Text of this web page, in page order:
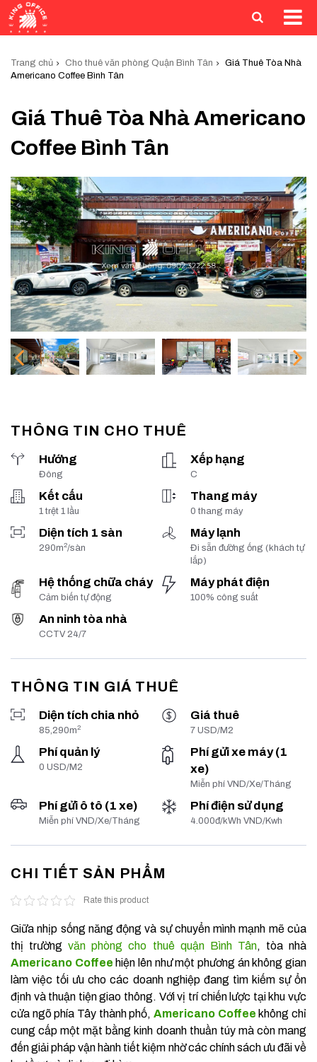
Trang chủ Cho thuê văn phòng Quận Bình Tân
Giá Thuê Tòa Nhà
Americano Coffee Bình Tân
Giá Thuê Tòa Nhà Americano
Coffee Bình Tân
THÔNG TIN CHO THUÊ
Hướng
Đông
Xếp hạng
C
Kết cấu
1 trệt 1 lầu
Thang máy
0 thang máy
Diện tích 1 sàn
290m2/sàn
Máy lạnh
Đi sẵn đường ống (khách tự
lắp)
Hệ thống chữa cháy
Cảm biến tự động
Máy phát điện
100% công suất
An ninh tòa nhà
CCTV 24/7
THÔNG TIN GIÁ THUÊ
Diện tích chia nhỏ
85,290m2
Giá thuê
7 USD/M2
Phí quản lý
0 USD/M2
Phí gửi xe máy (1
xe)
Miễn phí VND/Xe/Tháng
Phí gửi ô tô (1 xe)
Miễn phí VND/Xe/Tháng
Phí điện sử dụng
4.000đ/kWh VND/Kwh
CHI TIẾT SẢN PHẨM
Rate this product
Giữa nhịp sống năng động và sự chuyển mình mạnh mẽ của
thị trườngvăn phòng cho thuê quận Bình Tân, tòa nhà
Americano Coffee hiện lên như một phương án không gian
làm việc tối ưu cho các doanh nghiệp đang tìm kiếm sự ổn
định và thuận tiện giao thông. Với vị trí chiến lược tại khu vực
cửa ngõ phía Tây thành phố, Americano Coffee không chỉ
cung cấp một mặt bằng kinh doanh thuần túy mà còn mang
đến giải pháp vận hành tiết kiệm nhờ các chính sách ưu đãi về